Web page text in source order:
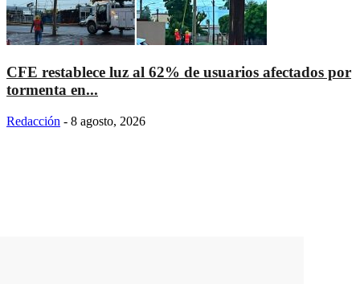
CFE restablece luz al 62% de usuarios afectados por
tormenta en...
Redacción - 8 agosto, 2026